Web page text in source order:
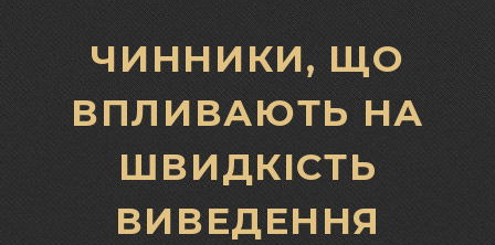
ЧИННИКИ, ЩО
ВПЛИВАЮТЬ НА
ШВИДКІСТЬ
ВИВЕДЕННЯ